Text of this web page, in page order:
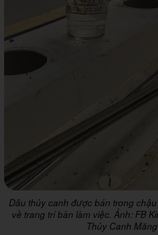
Dâu thủy canh được bán trong
về trang trí bàn làm việc. Ảnh: FB
Thủy Canh